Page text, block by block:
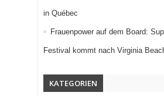
in Québec
Frauenpower auf dem Board:
Festival kommt nach Virginia
KATEGORIEN